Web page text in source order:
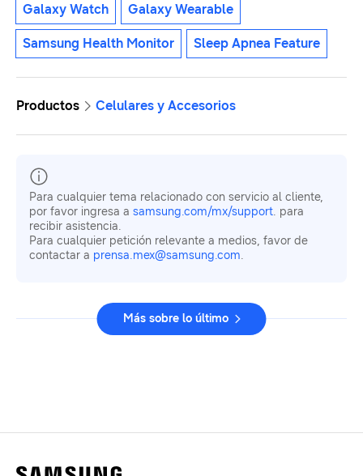
Galaxy Watch Galaxy Wearable
Samsung Health Monitor Sleep Apnea Feature
Productos Celulares y Accesorios
Para cualquier tema relacionado con servicio al cliente,
por favor ingresa a samsung.com/mx/support. para
recibir asistencia.
Para cualquier petición relevante a medios, favor de
contactar a prensa.mex@samsung.com.
Más sobre lo último